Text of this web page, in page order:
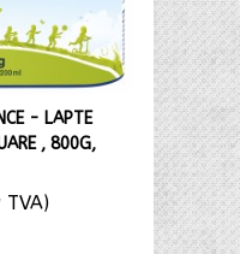
- LAPTE
, 800G,